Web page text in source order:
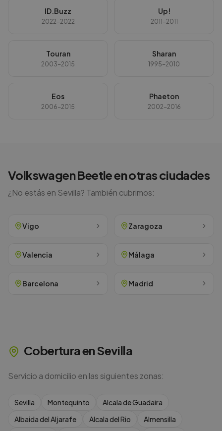
ID.Buzz
2022-2022
Up!
2011-2011
Touran
2003-2015
Sharan
1995-2010
Eos
2006-2015
Phaeton
2002-2016
VolkswagenBeetleen otras ciudades
¿No estás en Sevilla? También cubrimos:
Vigo Zaragoza
Valencia Málaga
Barcelona Madrid
Cobertura enSevilla
Servicio a domicilio en las siguientes zonas:
Sevilla Montequinto
Alcala de Guadaira
Albaida del Aljarafe
Alcala del Rio
Almensilla